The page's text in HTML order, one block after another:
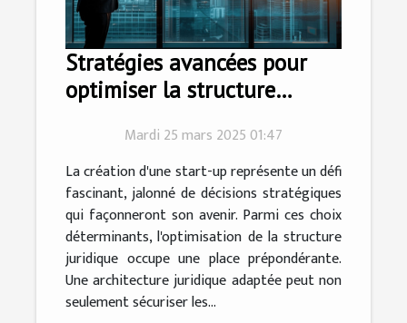
Stratégies avancées pour
optimiser la structure
Mardi 25 mars 2025 01:47
La création d'une start-up représente un défi
fascinant, jalonné de décisions stratégiques
qui façonneront son avenir. Parmi ces choix
déterminants, l'optimisation de la structure
juridique occupe une place prépondérante.
Une architecture juridique adaptée peut non
seulement sécuriser les...